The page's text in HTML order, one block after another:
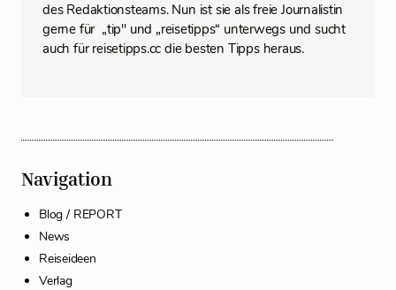
des Redaktionsteams. Nun ist sie als freie Journalistin
gerne für „tip" und „reisetipps“ unterwegs und sucht
auch für reisetipps.cc die besten Tipps heraus.
Navigation
Blog / REPORT
News
Reiseideen
Verlag